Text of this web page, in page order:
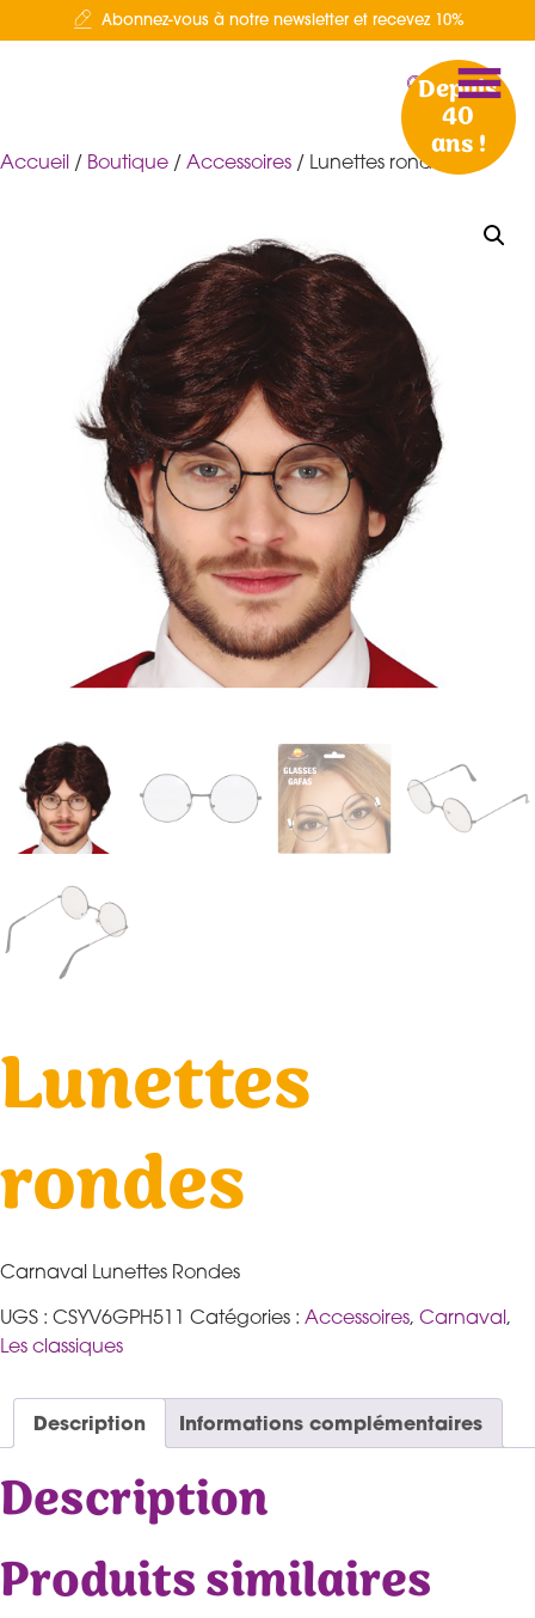
Abonnez-vous à notre newsletter et recevez 10%
Depuis
40
ans !
Accueil / Boutique / Accessoires / Lunettes rondes
Lunettes
rondes
Carnaval Lunettes Rondes
UGS : CSYV6GPH511 Catégories : Accessoires, Carnaval,
Les classiques
Description Informations complémentaires
Description
Produits similaires